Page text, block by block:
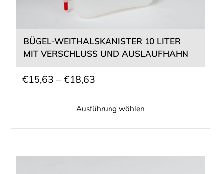
BÜGEL-WEITHALSKANISTER 10 LITER
MIT VERSCHLUSS UND AUSLAUFHAHN
€15,63 –€18,63
bis
€18,63
Ausführung wählen
gewählt
werden